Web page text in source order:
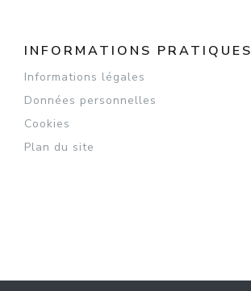
INFORMATIONS PRATIQUES
Informations légales
Données personnelles
Cookies
Plan du site